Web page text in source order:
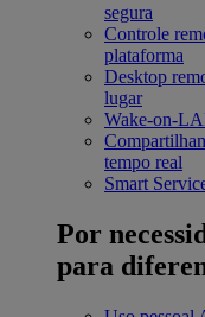
segura
Controle
plataforma
Desktop
lugar
Wake-on-
tempo real
Smart
Por
para